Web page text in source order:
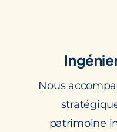
Nous
stratégiqu
patrimoine